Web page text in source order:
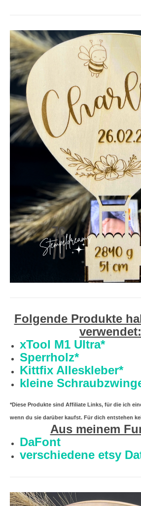
Folgende Produkte
verwendet:
xTool M1 Ultra*
Sperrholz*
Kittfix Alleskleber*
kleine
*Diese Produkte sind Affiliate Links, für die ich
wenn du sie darüber kaufst. Für dich entstehen
Aus meinem
DaFont
verschiedene etsy